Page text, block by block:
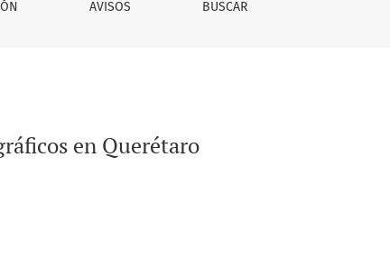
AVISOS BUSCAR
en Querétaro